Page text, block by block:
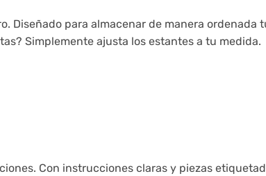
Diseñado para almacenar de manera
Simplemente ajusta los estantes a tu medida.
Con instrucciones claras y piezas